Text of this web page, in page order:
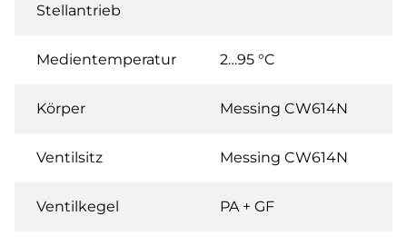
Stellantrieb
Medientemperatur 2…95 °C
Körper Messing CW614N
Ventilsitz Messing CW614N
Ventilkegel PA + GF